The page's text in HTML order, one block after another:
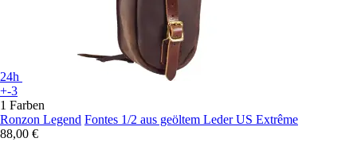
24h
+-3
1 Farben
Ronzon Legend Fontes 1/2 aus geöltem Leder US Extrême
88,00 €